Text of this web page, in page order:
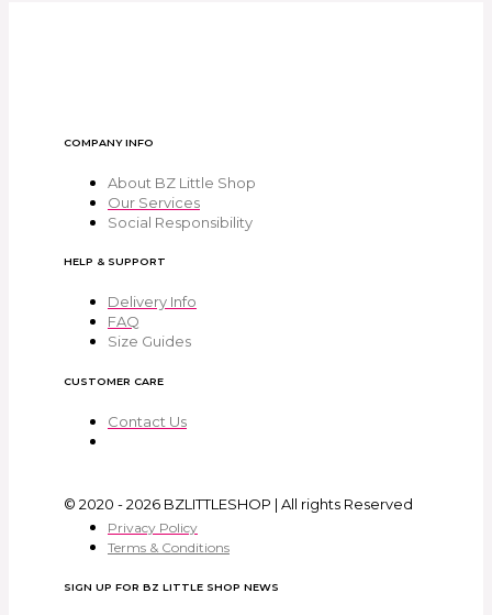
COMPANY INFO
About BZ Little Shop
Our Services
Social Responsibility
HELP & SUPPORT
Delivery Info
FAQ
Size Guides
CUSTOMER CARE
Contact Us
© 2020 - 2026 BZLITTLESHOP | All rights Reserved
Privacy Policy
Terms & Conditions
SIGN UP FOR BZ LITTLE SHOP NEWS